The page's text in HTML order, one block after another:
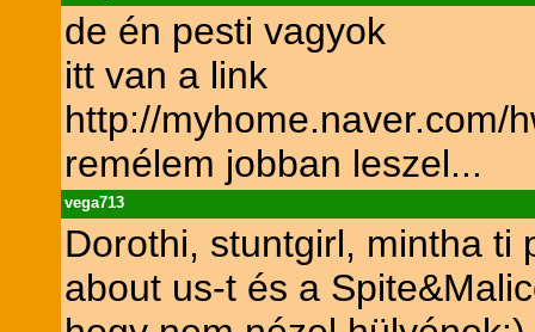
de én pesti vagyok
itt van a link
http://myhome.naver.com/
remélem jobban leszel...
vega713
Dorothi, stuntgirl, mintha ti
about us-t és a